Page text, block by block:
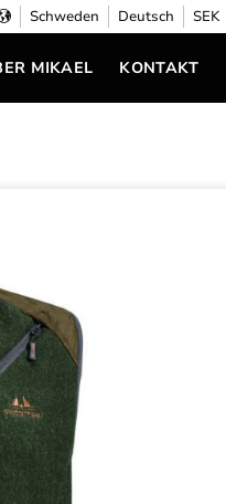
Schweden Deutsch SEK
MIKAEL KONTAKT